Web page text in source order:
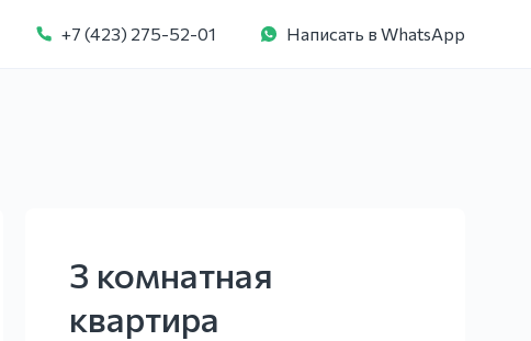
+7 (423) 275-52-01 Написать в WhatsApp
3 комнатная
квартира